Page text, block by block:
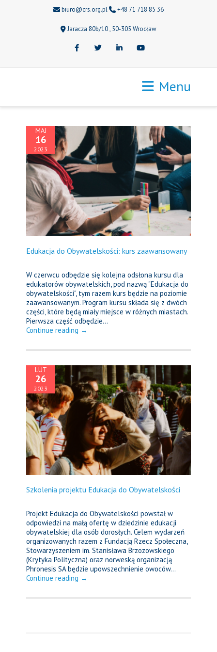
biuro@crs.org.pl +48 71 718 85 36
Jaracza 80b/10 , 50-305 Wrocław
FacebookTwitter LinkedInYoutube
Menu
MAJ
16
2023
Edukacja do Obywatelskości: kurs zaawansowany
W czerwcu odbędzie się kolejna odsłona kursu dla
edukatorów obywatelskich, pod nazwą "Edukacja do
obywatelskości", tym razem kurs będzie na poziomie
zaawansowanym. Program kursu składa się z dwóch
części, które będą miały miejsce w różnych miastach.
Pierwsza część odbędzie...
Continue reading →
LUT
26
2023
Szkolenia projektu Edukacja do Obywatelskości
Projekt Edukacja do Obywatelskości powstał w
odpowiedzi na małą ofertę w dziedzinie edukacji
obywatelskiej dla osób dorosłych. Celem wydarzeń
organizowanych razem z Fundacją Rzecz Społeczna,
Stowarzyszeniem im. Stanisława Brzozowskiego
(Krytyka Polityczna) oraz norweską organizacją
Phronesis SA będzie upowszechnienie owoców...
Continue reading →